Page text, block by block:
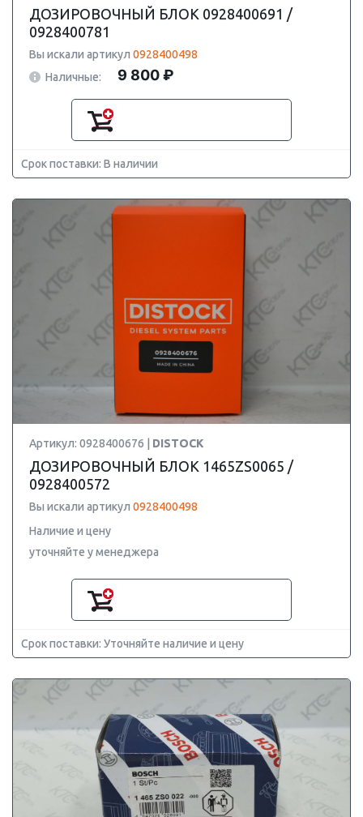
ДОЗИРОВОЧНЫЙ БЛОК 0928400691 /
0928400781
Вы искали артикул 0928400498
Наличные:
9 800 ₽
Срок поставки: В наличии
Артикул: 0928400676 | DISTOCK
ДОЗИРОВОЧНЫЙ БЛОК 1465ZS0065 /
0928400572
Вы искали артикул 0928400498
Наличие и цену
уточняйте у менеджера
Срок поставки: Уточняйте наличие и цену